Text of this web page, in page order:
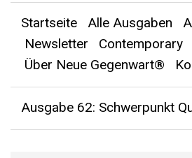
Startseite Alle Ausgaben
Newsletter
Contemporary
Über Neue Gegenwart®
Ausgabe 62: Schwerpunkt